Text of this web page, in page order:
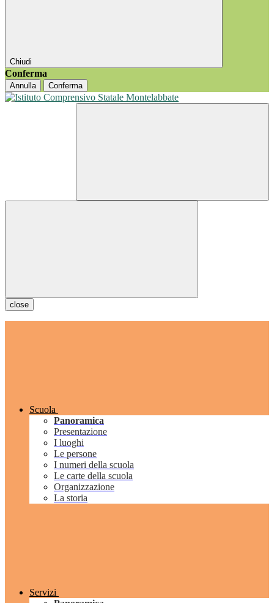
Chiudi
Conferma
Annulla Conferma
close
Scuola
Panoramica
Presentazione
I luoghi
Le persone
I numeri della scuola
Le carte della scuola
Organizzazione
La storia
Servizi